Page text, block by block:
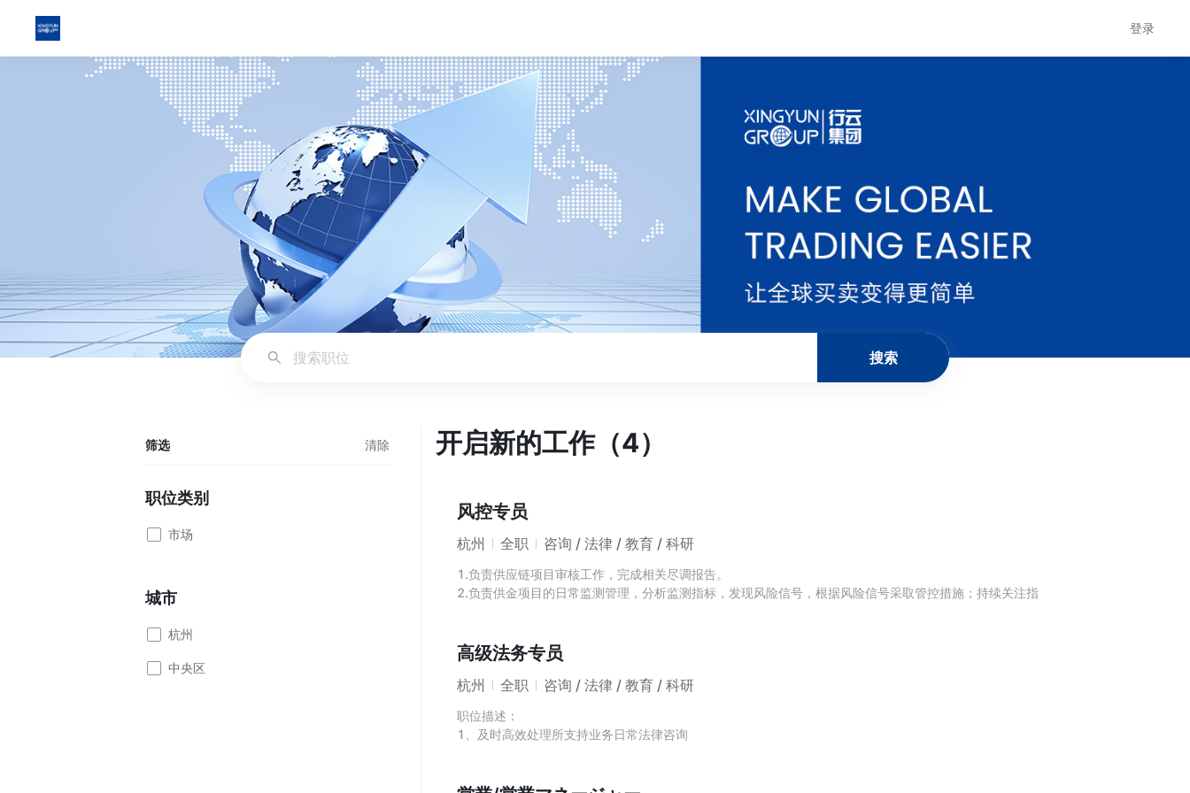
登录
搜索
筛选 清除
职位类别
市场
城市
杭州
中央区
开启新的工作（4）
风控专员
杭州 全职 咨询 / 法律 / 教育 / 科研
1.负责供应链项目审核工作，完成相关尽调报告。
2.负责供金项目的日常监测管理，分析监测指标，发现风险信号，根据风险信号采取管控措施；持续关注指
4.排查执行中项目不合规情况，出具意见。
高级法务专员
杭州 全职 咨询 / 法律 / 教育 / 科研
职位描述：
1、及时高效处理所支持业务日常法律咨询
4、妥善处理各类法律纠纷，并通过个案治理，反哺业务合规整改